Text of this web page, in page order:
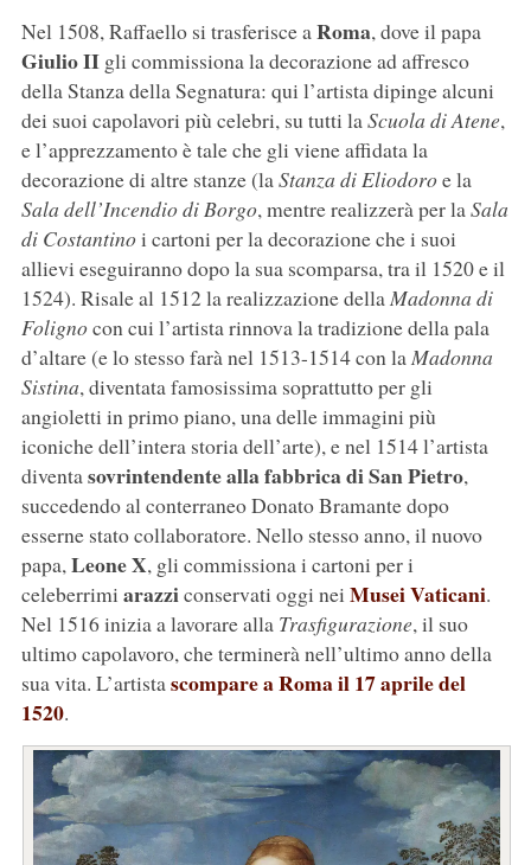
Nel 1508, Raffaello si trasferisce aRoma, dove il papa
Giulio IIgli commissiona la decorazione ad affresco
della Stanza della Segnatura: qui l’artista dipinge alcuni
dei suoi capolavori più celebri, su tutti laScuola di Atene,
e l’apprezzamento è tale che gli viene affidata la
decorazione di altre stanze (laStanza di Eliodoroe la
Sala dell’Incendio di Borgo, mentre realizzerà per laSala
di Costantinoi cartoni per la decorazione che i suoi
allievi eseguiranno dopo la sua scomparsa, tra il 1520 e il
1524). Risale al 1512 la realizzazione dellaMadonna di
Folignocon cui l’artista rinnova la tradizione della pala
d’altare (e lo stesso farà nel 1513-1514 con laMadonna
Sistina, diventata famosissima soprattutto per gli
angioletti in primo piano, una delle immagini più
iconiche dell’intera storia dell’arte), e nel 1514 l’artista
diventasovrintendente alla fabbrica di San Pietro,
succedendo al conterraneo Donato Bramante dopo
esserne stato collaboratore. Nello stesso anno, il nuovo
papa,Leone X, gli commissiona i cartoni per i
celeberrimi arazziconservati oggi nei Musei Vaticani.
Nel 1516 inizia a lavorare alla Trasfigurazione, il suo
ultimo capolavoro, che terminerà nell’ultimo anno della
sua vita. L’artistascompare a Roma il 17 aprile del
1520.